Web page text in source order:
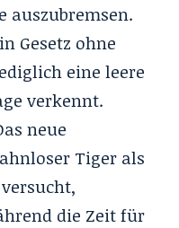
auszubremsen.
Gesetz ohne
eine leere
verkennt.
neue
Tiger als
die Zeit für